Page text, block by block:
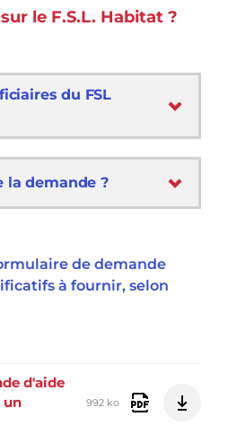
le F.S.L. Habitat ?
du FSL
la demande ?
de demande
à fournir, selon
d'aide
un
992 ko